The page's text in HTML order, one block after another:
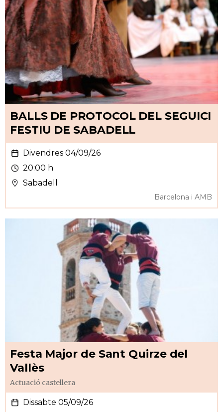
BALLS DE PROTOCOL DEL SEGUICI
FESTIU DE SABADELL
Divendres 04/09/26
20:00 h
Sabadell
Barcelona i AMB
Festa Major de Sant Quirze del
Vallès
Actuació castellera
Dissabte 05/09/26